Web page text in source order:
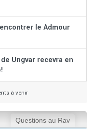
le Admour
Ungvar recevra en
à venir
Questions au Rav